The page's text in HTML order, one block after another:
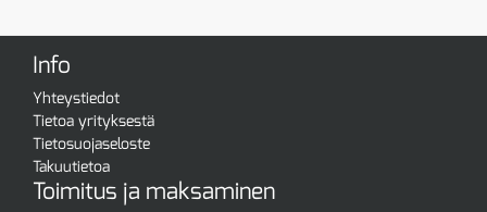
Info
Yhteystiedot
Tietoa yrityksestä
Tietosuojaseloste
Takuutietoa
Toimitus ja maksaminen